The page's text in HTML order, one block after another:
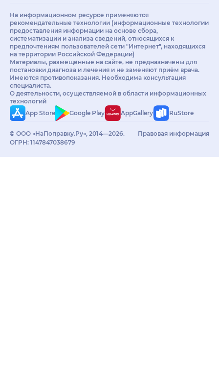
На информационном ресурсе применяются
рекомендательные технологии (информационные технологии
предоставления информации на основе сбора,
систематизации и анализа сведений, относящихся к
предпочтениям пользователей сети "Интернет", находящихся
на территории Российской Федерации)
Материалы, размещённые на сайте, не предназначены для
постановки диагноза и лечения и не заменяют приём врача.
Имеются противопоказания. Необходима консультация
специалиста.
О деятельности, осуществляемой в области информационных
технологий
App Store
Google Play AppGallery RuStore
© ООО «НаПоправку.Ру», 2014—2026.
ОГРН: 1147847038679
Правовая информация